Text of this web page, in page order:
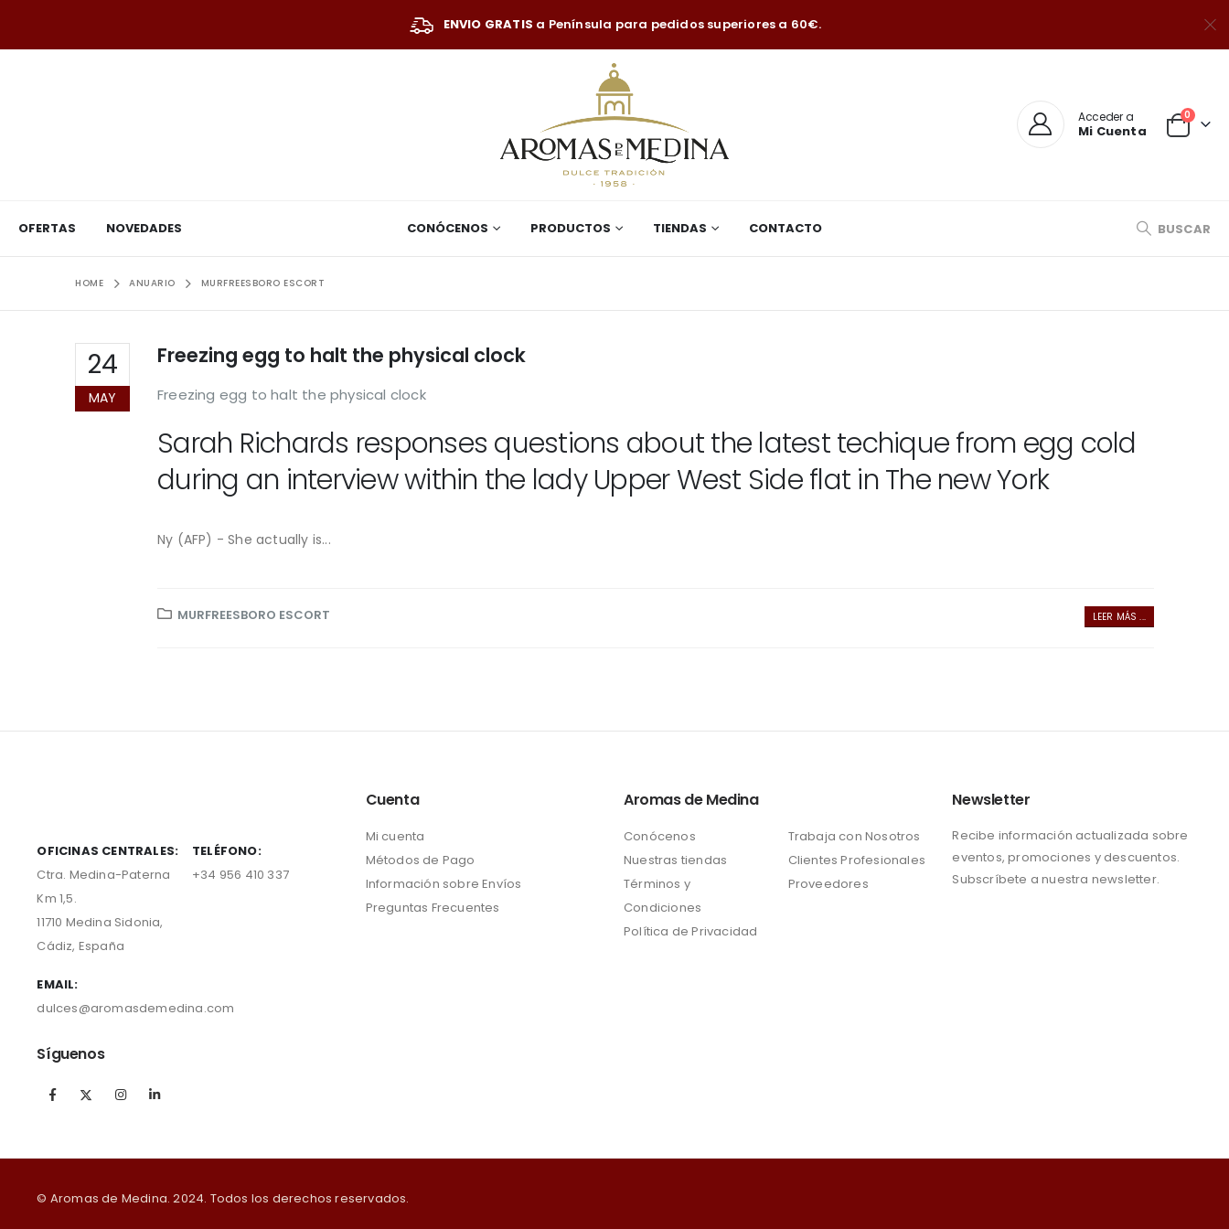
ENVIO GRATIS a Península para pedidos superiores a 60€.
Acceder a
Mi Cuenta
0
OFERTAS NOVEDADES CONÓCENOS PRODUCTOS TIENDAS CONTACTO BUSCAR
HOME ANUARIO MURFREESBORO ESCORT
24
MAY
Freezing egg to halt the physical clock
Freezing egg to halt the physical clock
Sarah Richards responses questions about the latest techique from egg cold
during an interview within the lady Upper West Side flat in The new York
Ny (AFP) - She actually is...
MURFREESBORO ESCORT LEER MÁS ...
OFICINAS CENTRALES:
Ctra. Medina-Paterna
Km 1,5.
11710 Medina Sidonia,
Cádiz, España
TELÉFONO:
+34 956 410 337
EMAIL:
dulces@aromasdemedina.com
Síguenos
Cuenta
Mi cuenta
Métodos de Pago
Información sobre Envíos
Preguntas Frecuentes
Aromas de Medina
Conócenos
Nuestras tiendas
Términos y
Condiciones
Política de Privacidad
Trabaja con Nosotros
Clientes Profesionales
Proveedores
Newsletter
Recibe información actualizada sobre
eventos, promociones y descuentos.
Subscríbete a nuestra newsletter.
© Aromas de Medina. 2024. Todos los derechos reservados.